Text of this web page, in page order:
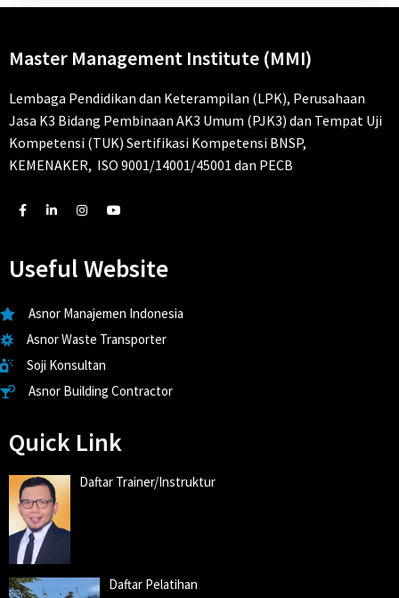
Master Management Institute (MMI)
Lembaga Pendidikan dan Keterampilan (LPK), Perusahaan
Jasa K3 Bidang Pembinaan AK3 Umum (PJK3) dan Tempat Uji
Kompetensi (TUK) Sertifikasi Kompetensi BNSP,
KEMENAKER, ISO 9001/14001/45001 dan PECB
Useful Website
Asnor Manajemen Indonesia
Asnor Waste Transporter
Soji Konsultan
Asnor Building Contractor
Quick Link
Daftar Trainer/Instruktur
Daftar Pelatihan